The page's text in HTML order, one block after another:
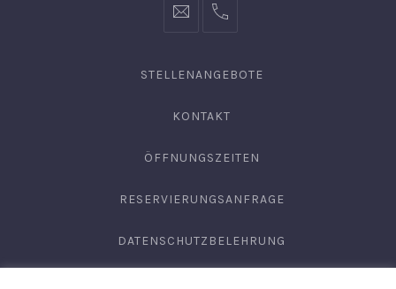
info@hofgut-0049747196019210
STELLENANGEBOTE
KONTAKT
ÖFFNUNGSZEITEN
RESERVIERUNGSANFRAGE
DATENSCHUTZBELEHRUNG